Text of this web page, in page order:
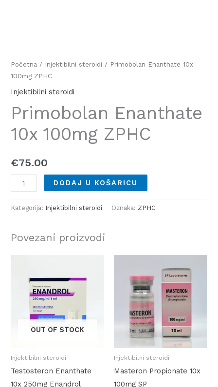
Početna / Injektibilni steroidi / Primobolan Enanthate 10x
100mg ZPHC
Injektibilni steroidi
Primobolan Enanthate
10x 100mg ZPHC
€75.00
DODAJ U KOŠARICU
Kategorija: Injektibilni steroidi Oznaka: ZPHC
Povezani proizvodi
OUT OF STOCK
Injektibilni steroidi
Testosteron Enanthate
10x 250mg Enandrol
Injektibilni steroidi
Masteron Propionate 10x
100mg SP